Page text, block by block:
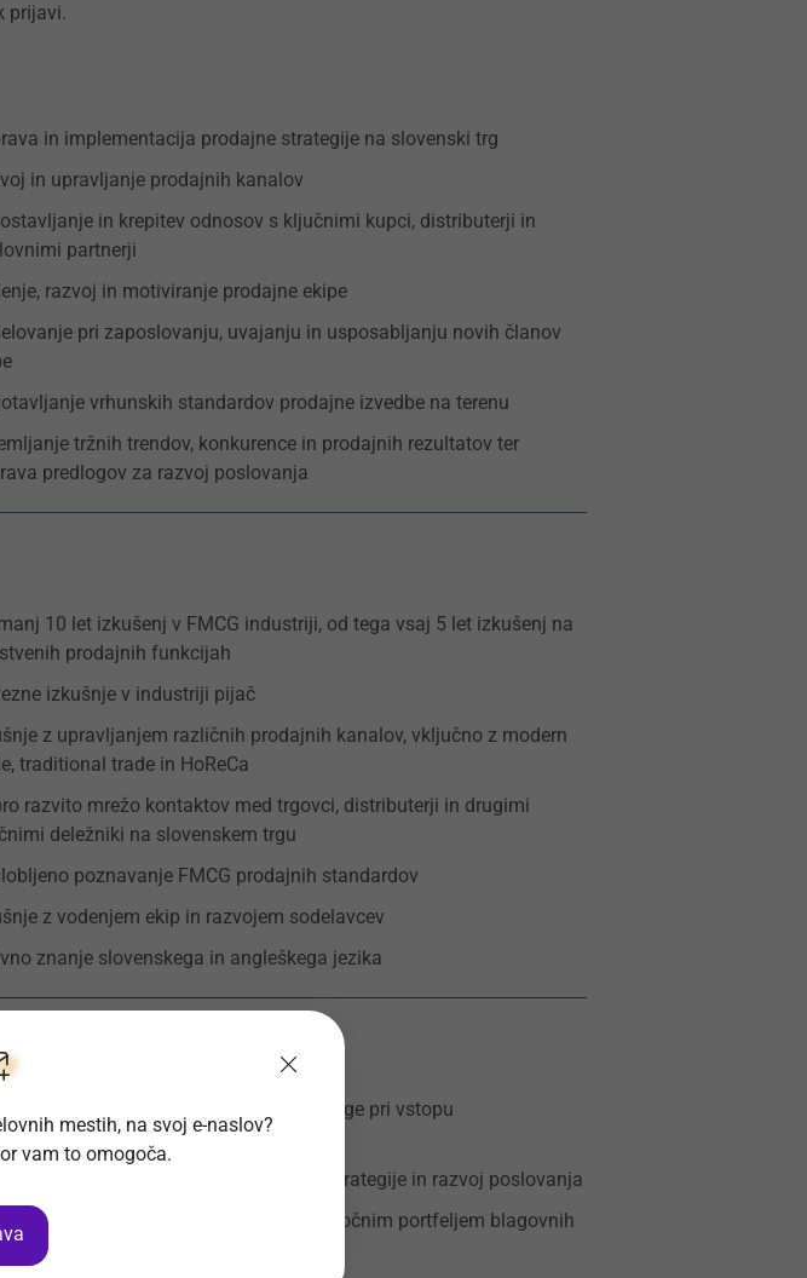
prijavi.
in implementacija prodajne strategije na slovenski trg
in upravljanje prodajnih kanalov
in krepitev odnosov s ključnimi kupci, distributerji in
partnerji
razvoj in motiviranje prodajne ekipe
pri zaposlovanju, uvajanju in usposabljanju novih članov
vrhunskih standardov prodajne izvedbe na terenu
tržnih trendov, konkurence in prodajnih rezultatov ter
predlogov za razvoj poslovanja
10 let izkušenj v FMCG industriji, od tega vsaj 5 let izkušenj na
prodajnih funkcijah
izkušnje v industriji pijač
z upravljanjem različnih prodajnih kanalov, vključno z modern
traditional trade in HoReCa
razvito mrežo kontaktov med trgovci, distributerji in drugimi
deležniki na slovenskem trgu
poznavanje FMCG prodajnih standardov
z vodenjem ekip in razvojem sodelavcev
znanje slovenskega in angleškega jezika
za prevzem ključne vodstvene vloge pri vstopu
podjetja na slovenski trg
vpliv na oblikovanje prodajne strategije in razvoj poslovanja
v uspešni mednarodni organizaciji z močnim portfeljem blagovnih
mestih, na svoj e-naslov?
vam to omogoča.